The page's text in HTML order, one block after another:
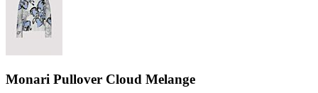
Monari Pullover Cloud Melange